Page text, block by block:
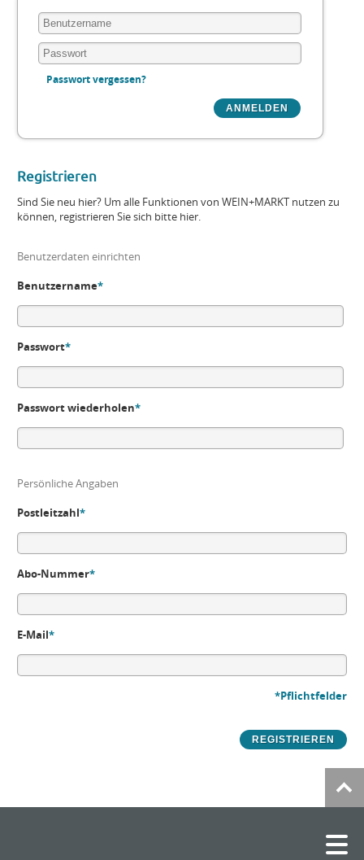
Passwort vergessen?
Registrieren
Sind Sie neu hier? Um alle Funktionen von WEIN+MARKT nutzen zu
können, registrieren Sie sich bitte hier.
Benutzerdaten einrichten
Benutzername*
Passwort*
Passwort wiederholen*
Persönliche Angaben
Postleitzahl*
Abo-Nummer*
E-Mail*
*Pflichtfelder